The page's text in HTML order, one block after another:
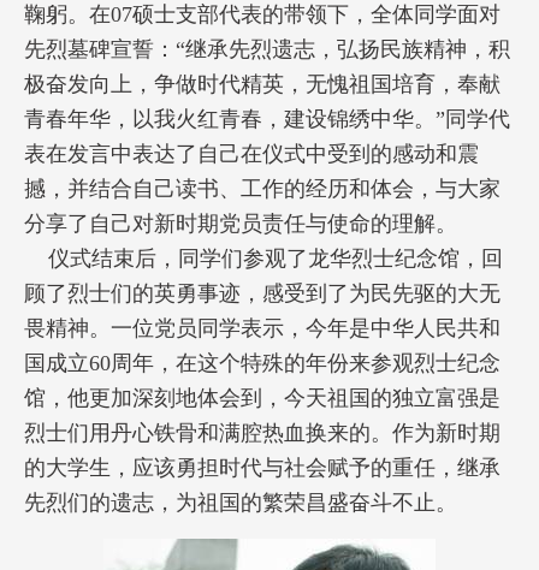
鞠躬。在07硕士支部代表的带领下，全体同学面对
先烈墓碑宣誓：“继承先烈遗志，弘扬民族精神，积
极奋发向上，争做时代精英，无愧祖国培育，奉献
青春年华，以我火红青春，建设锦绣中华。”同学代
表在发言中表达了自己在仪式中受到的感动和震
撼，并结合自己读书、工作的经历和体会，与大家
分享了自己对新时期党员责任与使命的理解。
仪式结束后，同学们参观了龙华烈士纪念馆，回
顾了烈士们的英勇事迹，感受到了为民先驱的大无
畏精神。一位党员同学表示，今年是中华人民共和
国成立60周年，在这个特殊的年份来参观烈士纪念
馆，他更加深刻地体会到，今天祖国的独立富强是
烈士们用丹心铁骨和满腔热血换来的。作为新时期
的大学生，应该勇担时代与社会赋予的重任，继承
先烈们的遗志，为祖国的繁荣昌盛奋斗不止。